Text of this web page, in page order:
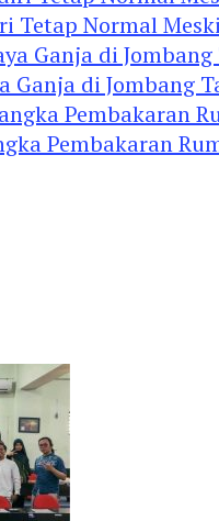
Tetap Normal
Ganja di Jombang
Pembakaran